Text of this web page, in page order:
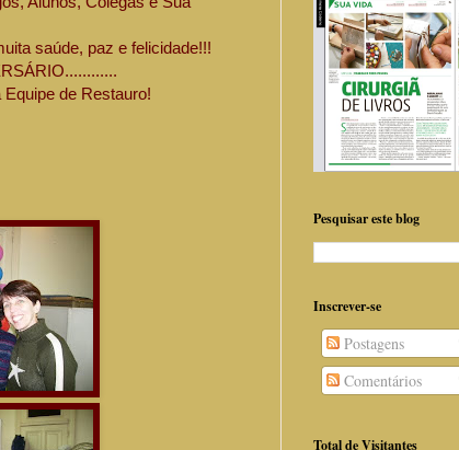
saúde, paz e felicidade!!!
Equipe de Restauro!
Pesquisar este blog
Inscrever-se
Postagens
Comentários
Total de Visitantes